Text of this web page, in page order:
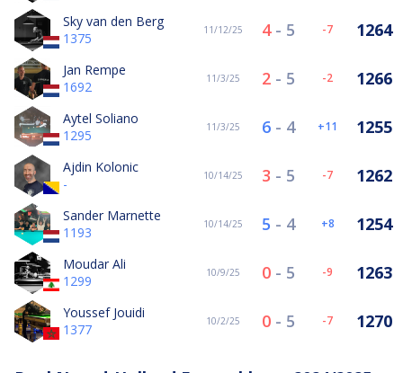
Sky van den Berg
1375
11/12/25 4- 5 -7 1264
Jan Rempe
1692
11/3/25 2 - 5 -2 1266
Aytel Soliano
1295
11/3/25 6 - 4 11 1255
Ajdin Kolonic
-
10/14/25 3 - 5 -7 1262
Sander Marnette
1193
10/14/25 5 - 4 8 1254
Moudar Ali
1299
10/9/25 0 - 5 -9 1263
Youssef Jouidi
1377
10/2/25 0 - 5 -7 1270